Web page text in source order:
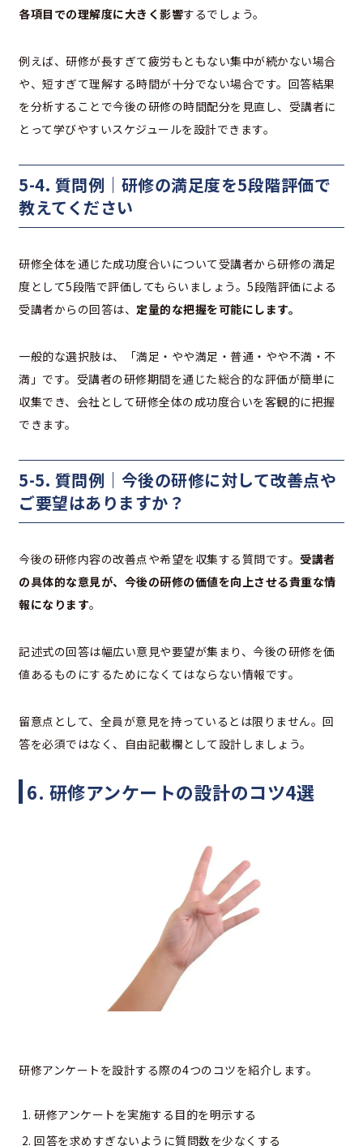
各項目での理解度に大きく影響するでしょう。
例えば、研修が長すぎて疲労もともない集中が続かない場合
や、短すぎて理解する時間が十分でない場合です。回答結果
を分析することで今後の研修の時間配分を見直し、受講者に
とって学びやすいスケジュールを設計できます。
5-4. 質問例｜研修の満足度を5段階評価で
教えてください
研修全体を通じた成功度合いについて受講者から研修の満足
度として5段階で評価してもらいましょう。5段階評価による
受講者からの回答は、 定量的な把握を可能にします。
一般的な選択肢は、「満足・やや満足・普通・やや不満・不
満」です。受講者の研修期間を通じた総合的な評価が簡単に
収集でき、会社として研修全体の成功度合いを客観的に把握
できます。
5-5. 質問例｜今後の研修に対して改善点や
ご要望はありますか？
今後の研修内容の改善点や希望を収集する質問です。 受講者
の具体的な意見が、今後の研修の価値を向上させる貴重な情
報になります。
記述式の回答は幅広い意見や要望が集まり、今後の研修を価
値あるものにするためになくてはならない情報です。
留意点として、全員が意見を持っているとは限りません。回
答を必須ではなく、自由記載欄として設計しましょう。
6. 研修アンケートの設計のコツ4選
研修アンケートを設計する際の4つのコツを紹介します。
研修アンケートを実施する目的を明示する
回答を求めすぎないように質問数を少なくする